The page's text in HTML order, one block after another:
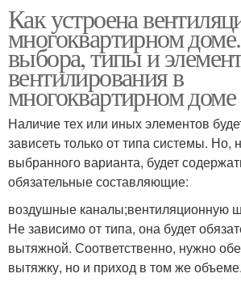
Как устроена
многоквартирном
выбора, типы и
вентилирования в
многоквартирном доме
Наличие тех или иных элементов
зависеть только от типа системы. Но,
выбранного варианта, будет
обязательные составляющие:
воздушные каналы;вентиляционную
Не зависимо от типа, она будет
вытяжной. Соответственно, нужно
вытяжку, но и приход в том же объеме.